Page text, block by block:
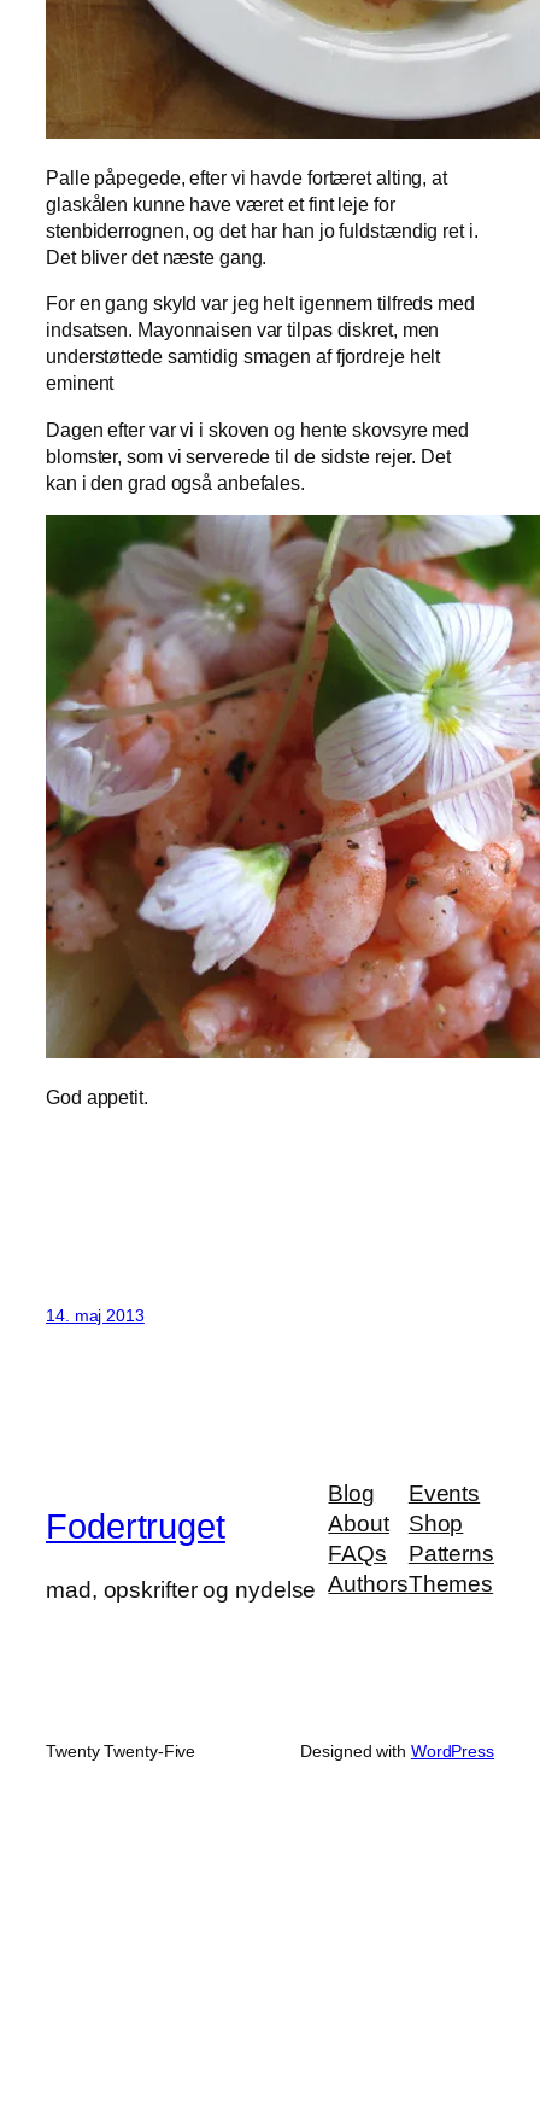
Palle påpegede, efter vi havde fortæret alting, at
glaskålen kunne have været et fint leje for
stenbiderrognen, og det har han jo fuldstændig ret i.
Det bliver det næste gang.
For en gang skyld var jeg helt igennem tilfreds med
indsatsen. Mayonnaisen var tilpas diskret, men
understøttede samtidig smagen af fjordreje helt
eminent
Dagen efter var vi i skoven og hente skovsyre med
blomster, som vi serverede til de sidste rejer. Det
kan i den grad også anbefales.
God appetit.
14. maj 2013
Fodertruget
mad, opskrifter og nydelse
Blog
About
FAQs
Authors
Events
Shop
Patterns
Themes
Twenty Twenty-Five Designed with WordPress